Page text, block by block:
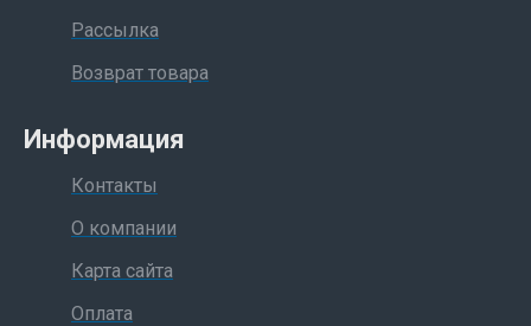
Рассылка
Возврат товара
Информация
Контакты
О компании
Карта сайта
Оплата